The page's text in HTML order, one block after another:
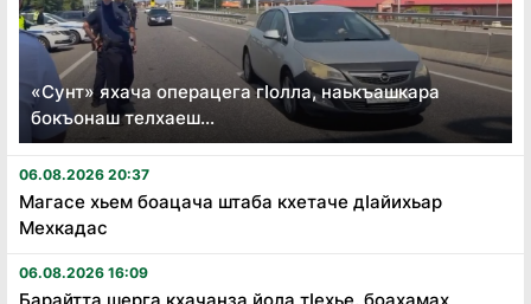
«Сунт» яхача операцега гӏолла, наькъашкара
бокъонаш телхаеш...
06.08.2026 20:37
Магасе хьем боацача штаба кхетаче дӏайихьар
Мехкадас
06.08.2026 16:09